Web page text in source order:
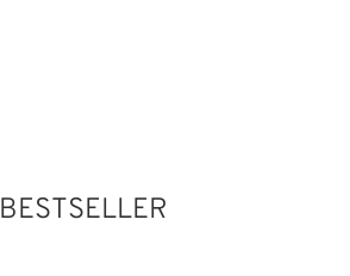
BESTSELLER